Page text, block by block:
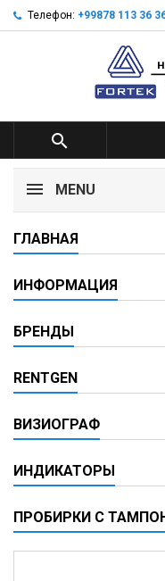
Телефон: +99878 113 36

MENU
ГЛАВНАЯ
ИНФОРМАЦИЯ
БРЕНДЫ
RENTGEN
ВИЗИОГРАФ
ИНДИКАТОРЫ
ПРОБИРКИ С